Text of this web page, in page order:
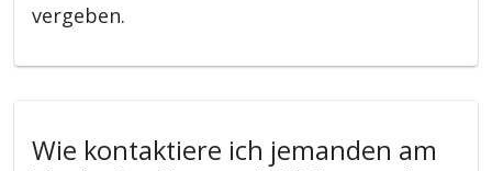
vergeben.
Wie kontaktiere ich jemanden am